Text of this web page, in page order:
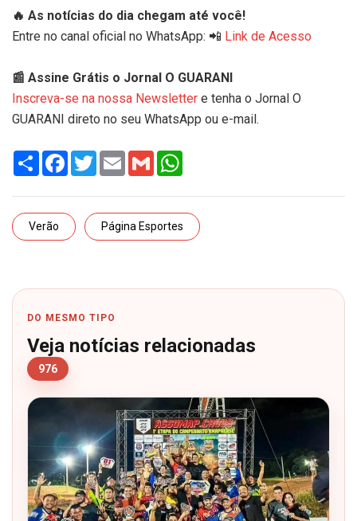
🔥 As notícias do dia chegam até você!
Entre no canal oficial no WhatsApp: 📲 Link de Acesso
📰 Assine Grátis o Jornal O GUARANI
Inscreva-se na nossa Newsletter e tenha o Jornal O
GUARANI direto no seu WhatsApp ou e-mail.
Share Facebook
TwitterEmail Gmail
Verão Página Esportes
DO MESMO TIPO
Veja notícias relacionadas
976